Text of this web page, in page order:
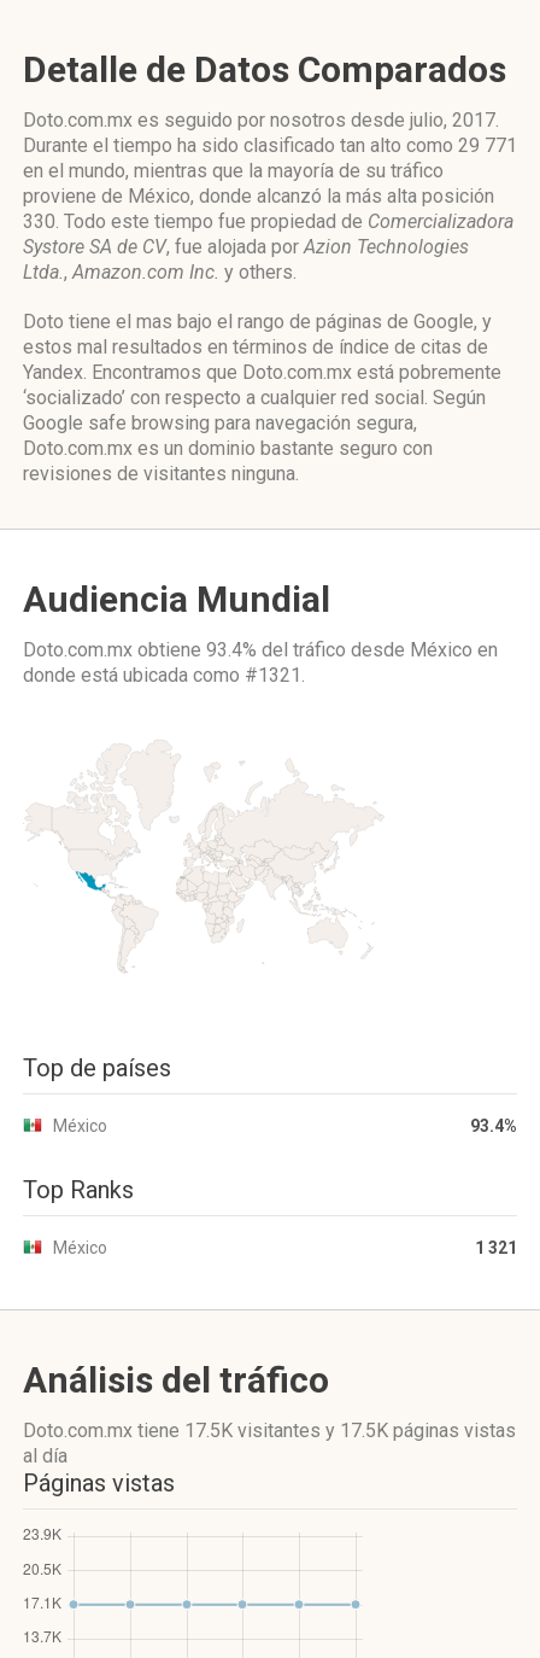
Detalle de Datos Comparados
Doto.com.mx es seguido por nosotros desde julio, 2017.
Durante el tiempo ha sido clasificado tan alto como 29 771
en el mundo, mientras que la mayoría de su tráfico
proviene de México, donde alcanzó la más alta posición
330. Todo este tiempo fue propiedad de Comercializadora
Systore SA de CV, fue alojada porAzion Technologies
Ltda.,Amazon.com Inc. y others.
Doto tiene el mas bajo el rango de páginas de Google, y
estos mal resultados en términos de índice de citas de
Yandex. Encontramos que Doto.com.mx está pobremente
‘socializado’ con respecto a cualquier red social. Según
Google safe browsing para navegación segura,
Doto.com.mx es un dominio bastante seguro con
revisiones de visitantes ninguna.
Audiencia Mundial
Doto.com.mx obtiene 93.4% del tráfico desde México en
donde está ubicada como #1321.
Top de países
México 93.4%
Top Ranks
México 1 321
Análisis del tráfico
Doto.com.mx tiene 17.5K visitantes y 17.5K páginas vistas
al día
Páginas vistas